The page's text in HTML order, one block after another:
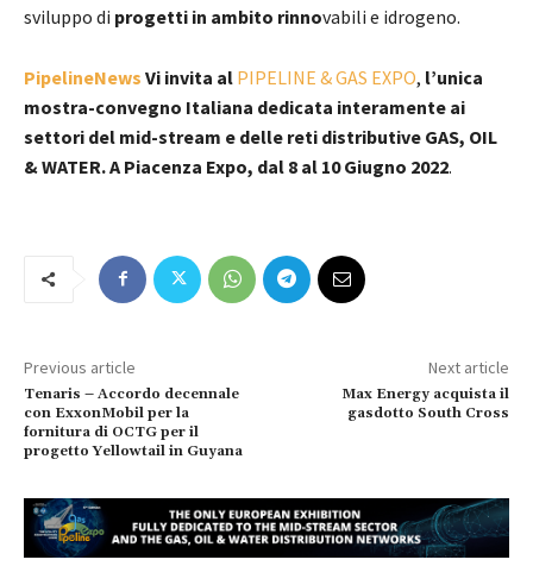
sviluppo di progetti in ambito rinnovabili e idrogeno.
PipelineNews Vi invita al PIPELINE & GAS EXPO, l’unica
mostra-convegno Italiana dedicata interamente ai
settori del mid-stream e delle reti distributive GAS, OIL
& WATER. A Piacenza Expo, dal 8 al 10 Giugno 2022.
Previous article
Tenaris – Accordo decennale
con ExxonMobil per la
fornitura di OCTG per il
progetto Yellowtail in Guyana
Next article
Max Energy acquista il
gasdotto South Cross